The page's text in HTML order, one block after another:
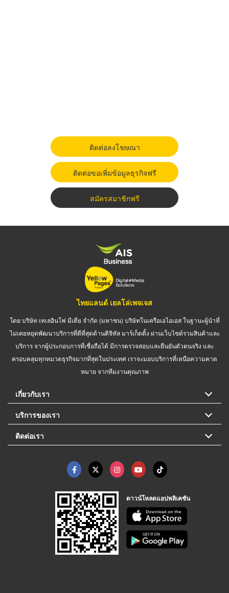
ติดต่อลงโฆษณา
ติดต่อขอเพิ่มข้อมูลธุรกิจฟรี
สมัครสมาชิกฟรี
ไทยแลนด์ เยลโล่เพจเจส
โดย บริษัท เทเลอินโฟ มีเดีย จำกัด (มหาชน) บริษัทในเครือเอไอเอส ในฐานะผู้นำที่
ไม่เคยหยุดพัฒนาบริการที่ดีที่สุดด้านดิจิทัล มาร์เก็ตติ้ง ผ่านเว็บไซต์รวมสินค้าและ
บริการ จากผู้ประกอบการที่เชื่อถือได้ มีการตรวจสอบและยืนยันตัวตนจริง และ
ครอบคลุมทุกหมวดธุรกิจมากที่สุดในประเทศ เราจะมอบบริการที่เหนือความคาด
หมาย จากทีมงานคุณภาพ
เกี่ยวกับเรา
บริการของเรา
ติดต่อเรา
ดาวน์โหลดแอปพลิเคชัน